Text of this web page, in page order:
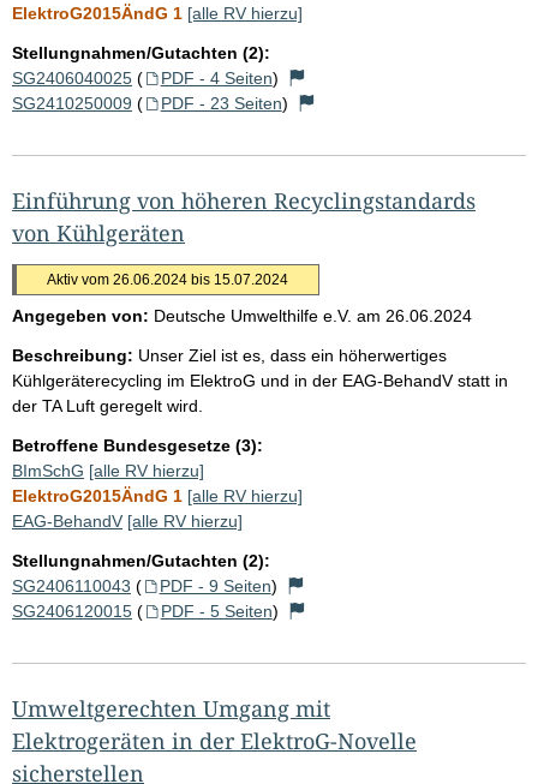
ElektroG2015ÄndG 1 [alle RV hierzu]
Stellungnahmen/Gutachten (2):
SG2406040025 ( PDF - 4 Seiten)
SG2410250009 ( PDF - 23 Seiten)
Einführung von höheren Recyclingstandards
von Kühlgeräten
Aktiv vom 26.06.2024 bis 15.07.2024
Angegeben von: Deutsche Umwelthilfe e.V. am 26.06.2024
Beschreibung: Unser Ziel ist es, dass ein höherwertiges
Kühlgeräterecycling im ElektroG und in der EAG-BehandV statt in
der TA Luft geregelt wird.
Betroffene Bundesgesetze (3):
BImSchG [alle RV hierzu]
ElektroG2015ÄndG 1 [alle RV hierzu]
EAG-BehandV [alle RV hierzu]
Stellungnahmen/Gutachten (2):
SG2406110043 ( PDF - 9 Seiten)
SG2406120015 ( PDF - 5 Seiten)
Umweltgerechten Umgang mit
Elektrogeräten in der ElektroG-Novelle
sicherstellen